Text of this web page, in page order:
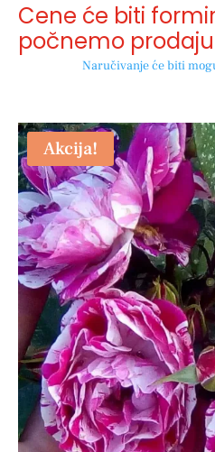
Cene će biti
počnemo prodaju
Naručivanje će biti
Akcija!